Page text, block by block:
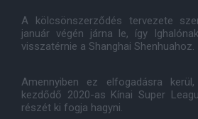
A kölcsönszerződés tervezete
január végén járna le, így
visszatérnie a Shanghai Shenhuahoz.
Amennyiben ez elfogadásra
kezdődő 2020-as Kínai Super
részét ki fogja hagyni.